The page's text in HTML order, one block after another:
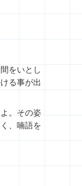
をいとし
る事が出
。その姿
、喃語を